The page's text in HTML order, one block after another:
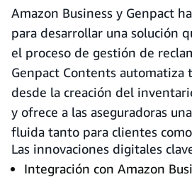
Amazon Business y Genpact
para desarrollar una solución
el proceso de gestión de
Genpact Contents automatiza
desde la creación del
y ofrece a las aseguradoras
fluida tanto para clientes
Las innovaciones digitales
Integración con Amazon